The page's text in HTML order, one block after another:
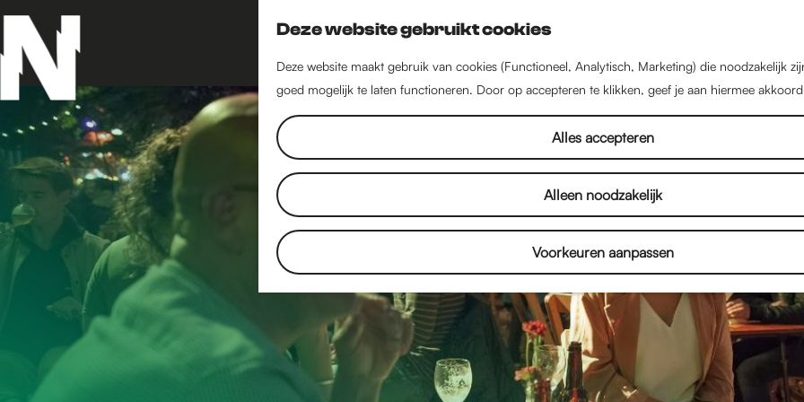
Deze website gebruikt cookies
Deze website maakt gebruik van cookies (Functioneel, Analytisch, Marketing) die noodzakelijk
goed mogelijk te laten functioneren. Door op accepteren te klikken, geef je aan hiermee
Alles accepteren
Alleen noodzakelijk
Voorkeuren aanpassen